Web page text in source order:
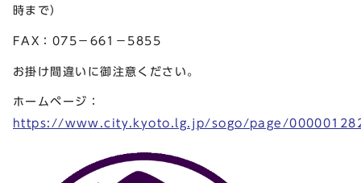
時まで）
FAX：075－661－5855
お掛け間違いに御注意ください。
ホームページ：
https://www.city.kyoto.lg.jp/sogo/page/